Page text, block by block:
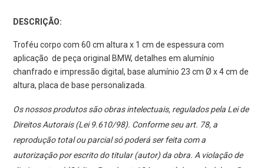
DESCRIÇÃO:
Troféu corpo com 60 cm altura x 1 cm de espessura com
aplicação de peça original BMW, detalhes em alumínio
chanfrado e impressão digital, base alumínio 23 cm Ø x 4 cm de
altura, placa de base personalizada.
Os nossos produtos são obras intelectuais, regulados pela Lei de
Direitos Autorais (Lei 9.610/98). Conforme seu art. 78, a
reprodução total ou parcial só poderá ser feita com a
autorização por escrito do titular (autor) da obra. A violação de